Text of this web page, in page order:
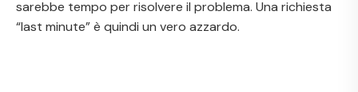
sarebbe tempo per risolvere il problema. Una richiesta
“last minute” è quindi un vero azzardo.